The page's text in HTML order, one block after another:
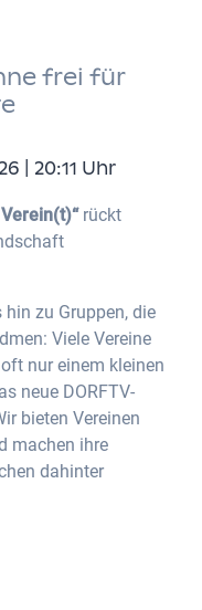
frei für
| 20:11 Uhr
Verein(t)“rückt
zu Gruppen, die
Viele Vereine
nur einem kleinen
neue DORFTV-
bieten Vereinen
machen ihre
dahinter